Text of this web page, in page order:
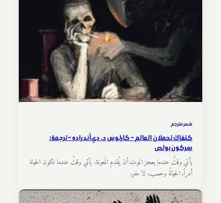
شعر مترجم
كتفاكَ تحملان العالم – كارلوس د. دي أندراده – ترجمة:
سركون بولص
يأتي وقتٌ عندما يعجز الموت أن يُقدم المَعونة. يأتي وقتٌ عندما تكون الحياة
أمراً. الحياةُ وحسب، لا مفر.